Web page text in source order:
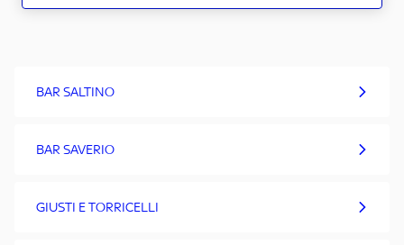
BAR SALTINO
BAR SAVERIO
GIUSTI E TORRICELLI